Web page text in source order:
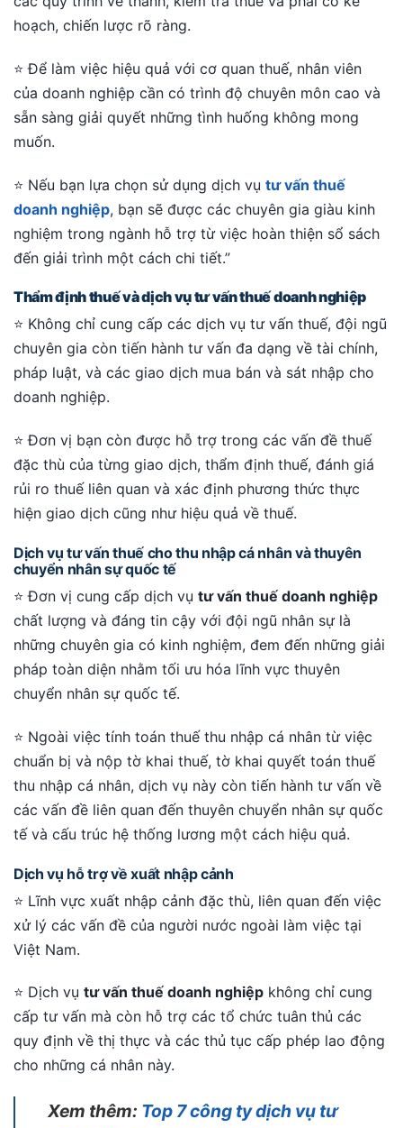
hoạch, chiến lược rõ ràng.
⭐ Để làm việc hiệu quả với cơ quan thuế, nhân viên
của doanh nghiệp cần có trình độ chuyên môn cao và
sẵn sàng giải quyết những tình huống không mong
muốn.
⭐ Nếu bạn lựa chọn sử dụng dịch vụ tư vấn thuế
doanh nghiệp, bạn sẽ được các chuyên gia giàu kinh
nghiệm trong ngành hỗ trợ từ việc hoàn thiện sổ sách
đến giải trình một cách chi tiết.”
Thẩm định thuế và dịch vụ tư vấn thuế doanh nghiệp
⭐ Không chỉ cung cấp các dịch vụ tư vấn thuế, đội ngũ
chuyên gia còn tiến hành tư vấn đa dạng về tài chính,
pháp luật, và các giao dịch mua bán và sát nhập cho
doanh nghiệp.
⭐ Đơn vị bạn còn được hỗ trợ trong các vấn đề thuế
đặc thù của từng giao dịch, thẩm định thuế, đánh giá
rủi ro thuế liên quan và xác định phương thức thực
hiện giao dịch cũng như hiệu quả về thuế.
Dịch vụ tư vấn thuế cho thu nhập cá nhân và thuyên
chuyển nhân sự quốc tế
⭐ Đơn vị cung cấp dịch vụ tư vấn thuế doanh nghiệp
chất lượng và đáng tin cậy với đội ngũ nhân sự là
những chuyên gia có kinh nghiệm, đem đến những giải
pháp toàn diện nhằm tối ưu hóa lĩnh vực thuyên
chuyển nhân sự quốc tế.
⭐ Ngoài việc tính toán thuế thu nhập cá nhân từ việc
chuẩn bị và nộp tờ khai thuế, tờ khai quyết toán thuế
thu nhập cá nhân, dịch vụ này còn tiến hành tư vấn về
các vấn đề liên quan đến thuyên chuyển nhân sự quốc
tế và cấu trúc hệ thống lương một cách hiệu quả.
Dịch vụ hỗ trợ về xuất nhập cảnh
⭐ Lĩnh vực xuất nhập cảnh đặc thù, liên quan đến việc
xử lý các vấn đề của người nước ngoài làm việc tại
Việt Nam.
⭐ Dịch vụ tư vấn thuế doanh nghiệp không chỉ cung
cấp tư vấn mà còn hỗ trợ các tổ chức tuân thủ các
quy định về thị thực và các thủ tục cấp phép lao động
cho những cá nhân này.
Xem thêm: Top 7 công ty dịch vụ tư